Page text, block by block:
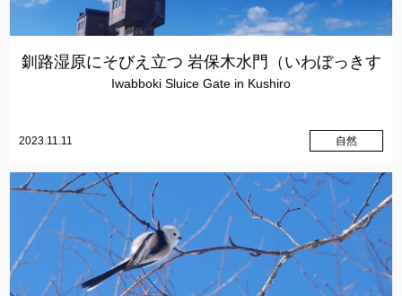
釧路湿原にそびえ立つ 岩保木水門（いわぼっきす
いもん）
Iwabboki Sluice Gate in Kushiro
2023.11.11 自然